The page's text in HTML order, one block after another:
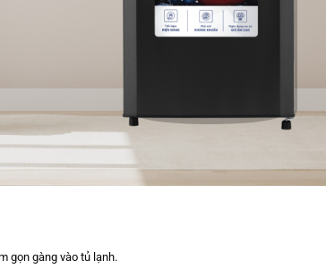
gọn gàng vào tủ lạnh.